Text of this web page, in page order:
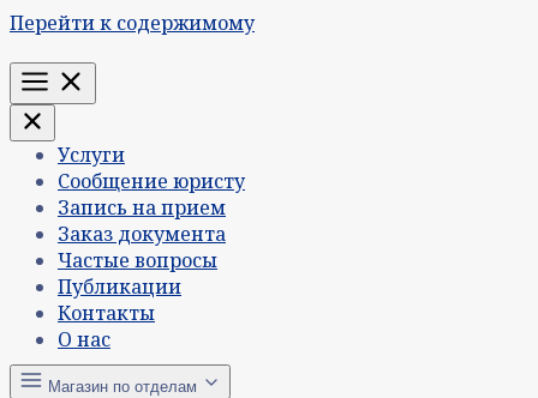
Перейти к содержимому
Меню
Услуги
Сообщение юристу
Запись на прием
Заказ документа
Частые вопросы
Публикации
Контакты
О нас
Магазин по отделам